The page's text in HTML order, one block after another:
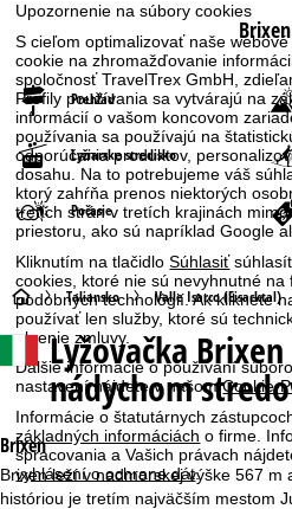
Upozornenie na súbory cookies
S cieľom optimalizovať naše
cookie na zhromažďovanie
spoločnosť TravelTrex GmbH,
Profily používania sa vytvárajú na
informácií o vašom koncovom
používania sa používajú na
odporúčania produktov,
dosahu. Na to potrebujeme váš
ktorý zahŕňa prenos niektorých
tretích strán v tretích krajinách
priestoru, ako sú napríklad Google
Kliknutím na tlačidloSúhlasiť
cookies, ktoré nie sú nevyhnutné na
podobných technológií. Ak kliknete
používať len služby, ktoré sú
plnenie zmluvy.
Ďalšie informácie o používaní
nastavení nájdete v našomCookie-
Informácie o štatutárnych
základných informáciách o firme.
spracovania a Vašich právach
vyhlásení o ochrane dát.
Brixen
Prehľad
Lyžiarske stredisko
Počasie
H
l
a
v
n
Taliansko Valle Isarco (Eisacktal)
Lyžovačka
nádychom
Brixen
Brixen leží v nadmorskej výške 567 m
históriou je tretím najväčším mestom